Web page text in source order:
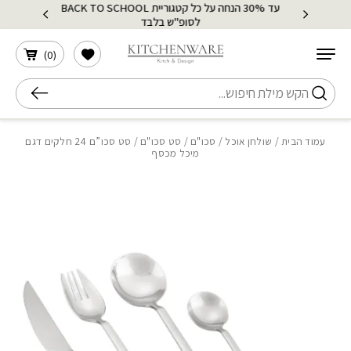
Skip to Content
עד 30% הנחה על כל קטגוריית BACK TO SCHOOL
לסופ"ש בלבד
חיפוש
(
0
)
הרשימה שלי
עמוד הבית/ שולחן אוכל / סכו"ם / סט סכו"ם
/ סט סכו”ם 24 חלקים דגם
מיכל מכסף
בחזרה למעלה